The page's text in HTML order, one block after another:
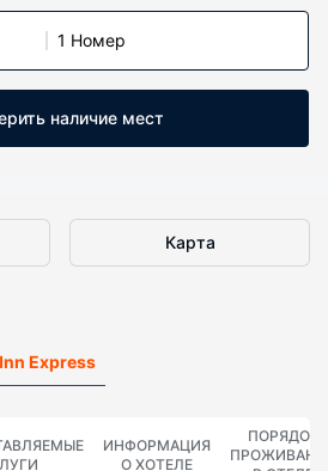
1 Номер
наличие мест
Карта
Express
ИНФОРМАЦИЯ
О ХОТЕЛЕ
ПОРЯДОК